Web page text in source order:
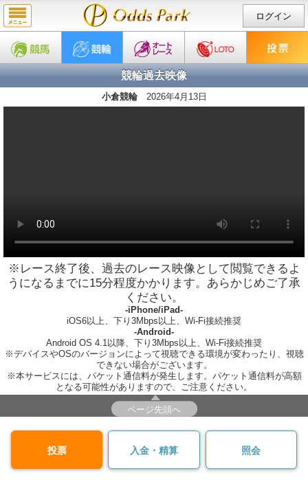
ログイン
競輪過去映像
小倉競輪 2026年4月13日
※レース終了後、過去のレース映像として閲覧できるよ
うになるまでに15分程度かかります。あらかじめご了承
ください。
-iPhone/iPad-
iOS6以上、下り3Mbps以上、Wi-Fi接続推奨
-Android-
Android OS 4.1以降、下り3Mbps以上、Wi-Fi接続推奨
※デバイスやOSのバージョンによって視聴できる環境が変わったり、視聴
できない場合がございます。
※本サービスには、パケット通信料が発生します。パケット通信料が高額
となる可能性がありますので、ご注意ください。
ページ先頭へ
投票 入金・精算 照会